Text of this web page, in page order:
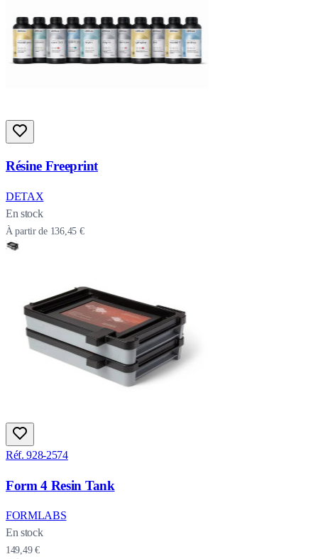
Résine Freeprint
DETAX
En stock
À partir de 136,45 €
Réf. 928-2574
Form 4 Resin Tank
FORMLABS
En stock
149,49 €